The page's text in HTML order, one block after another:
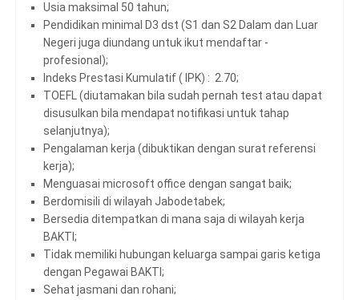
Usia maksimal 50 tahun;
Pendidikan minimal D3 dst (S1 dan S2 Dalam dan Luar
Negeri juga diundang untuk ikut mendaftar -
profesional);
Indeks Prestasi Kumulatif ( IPK) : 2.70;
TOEFL (diutamakan bila sudah pernah test atau dapat
disusulkan bila mendapat notifikasi untuk tahap
selanjutnya);
Pengalaman kerja (dibuktikan dengan surat referensi
kerja);
Menguasai microsoft office dengan sangat baik;
Berdomisili di wilayah Jabodetabek;
Bersedia ditempatkan di mana saja di wilayah kerja
BAKTI;
Tidak memiliki hubungan keluarga sampai garis ketiga
dengan Pegawai BAKTI;
Sehat jasmani dan rohani;